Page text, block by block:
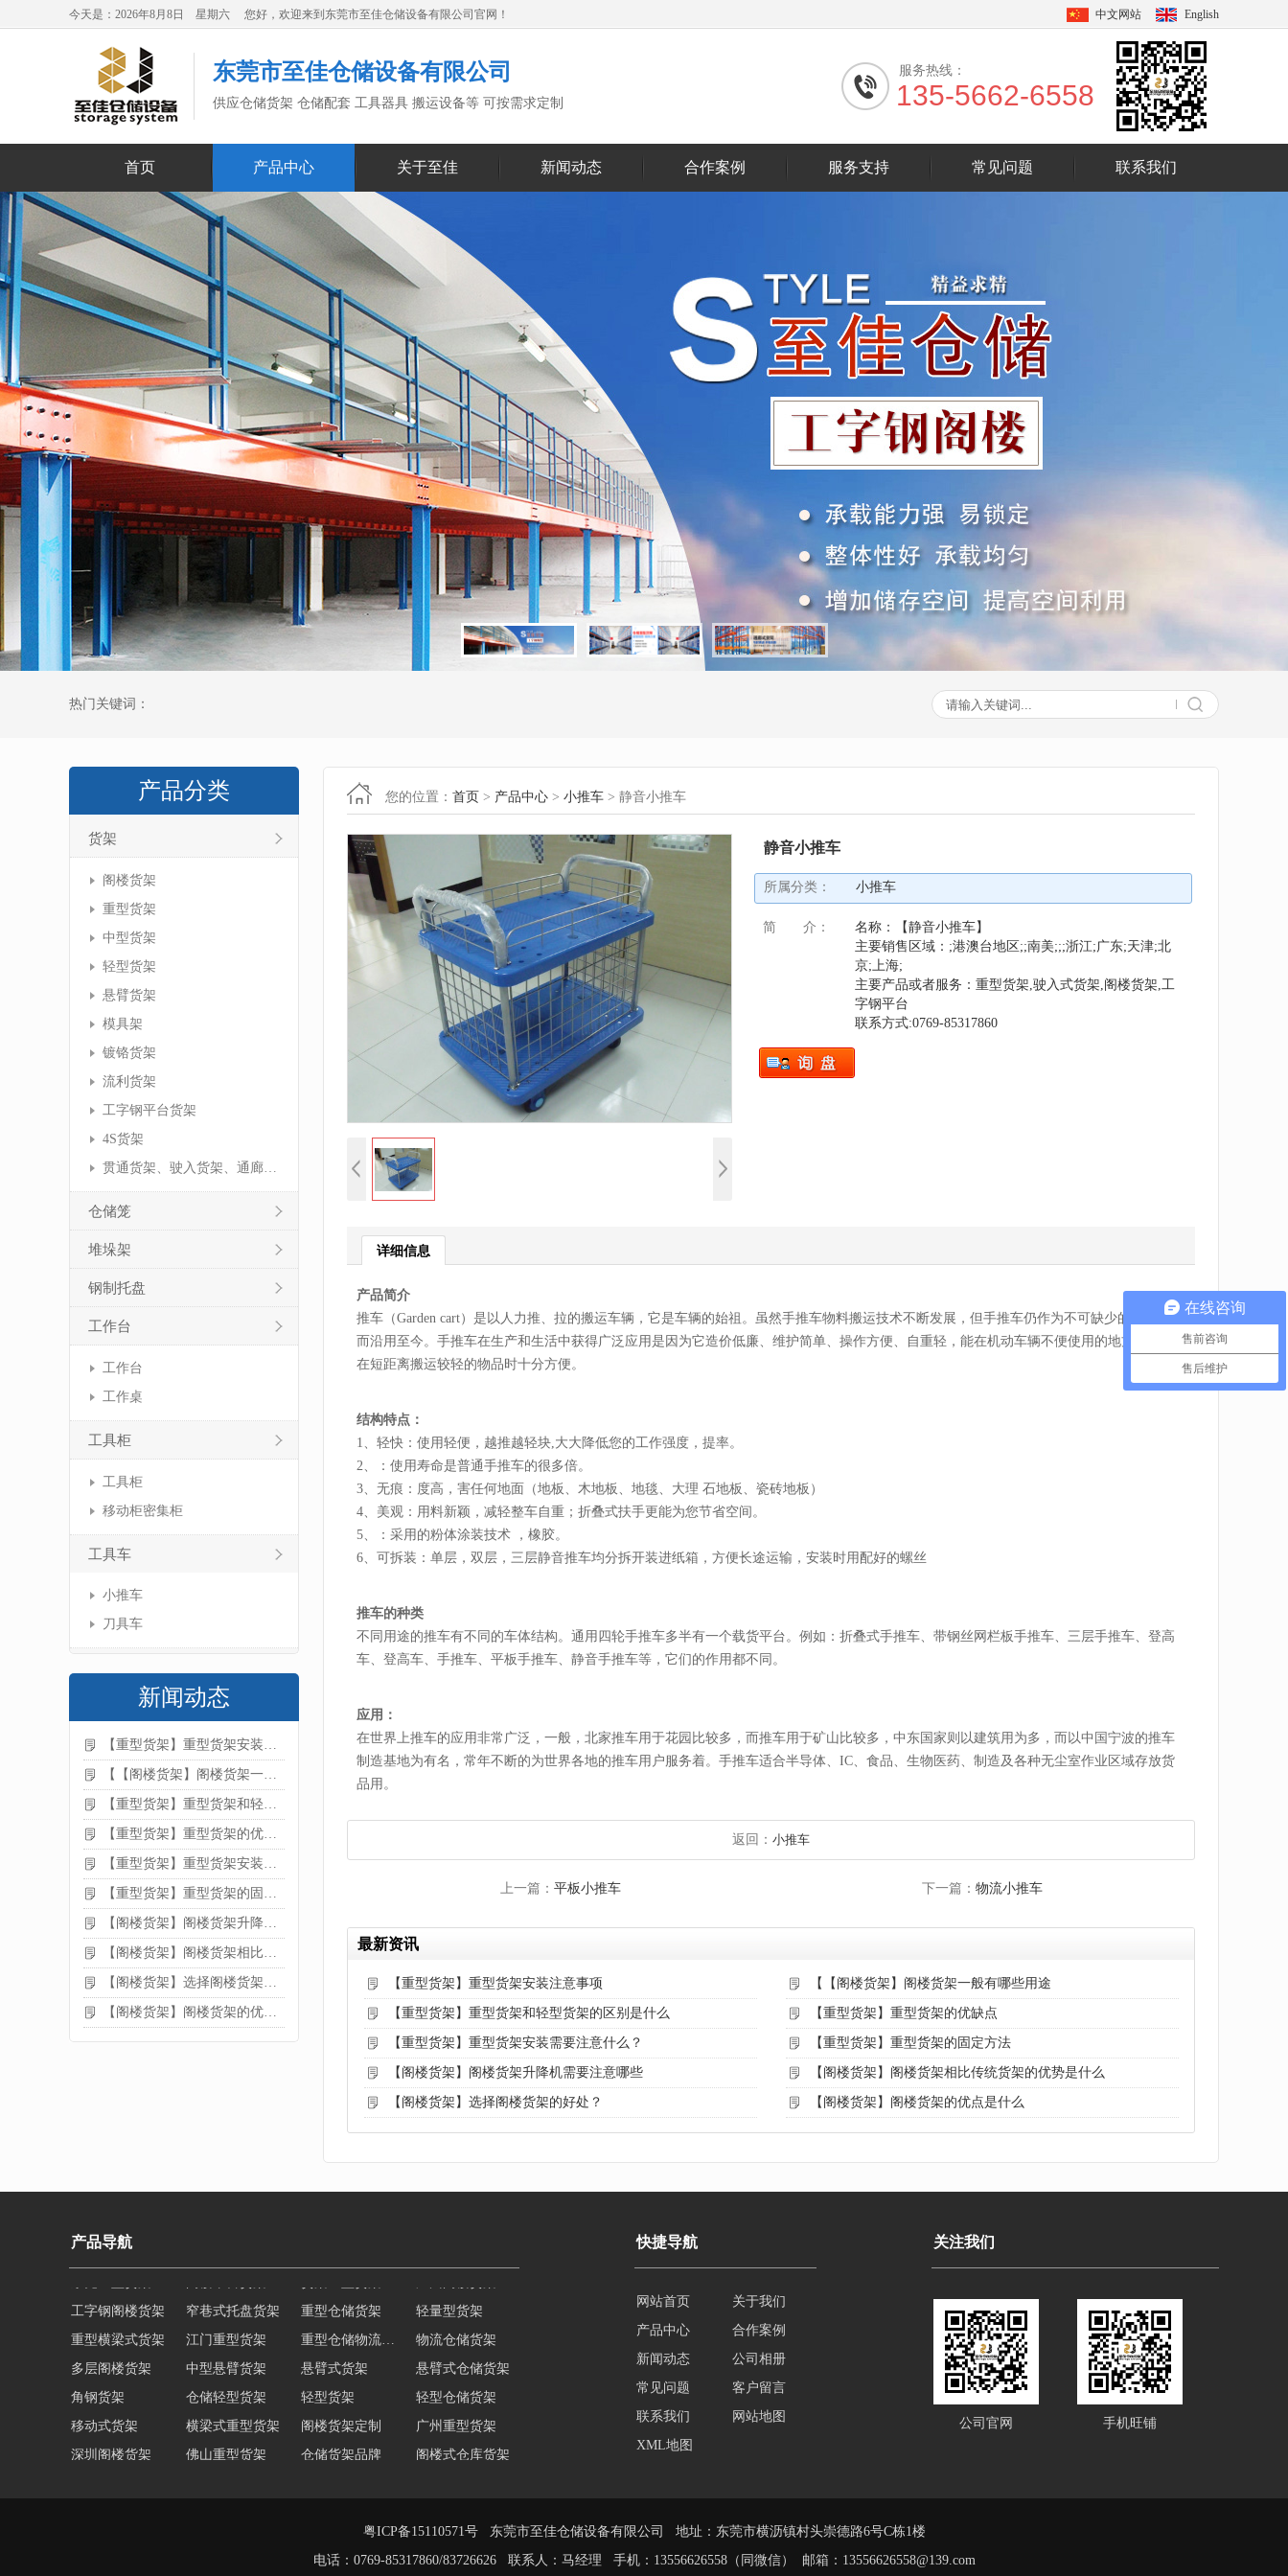
今天是：2026年8月8日 星期六 您好，欢迎来到东莞市至佳仓储设备有限公司官网！ 中文网站 English
东莞市至佳仓储设备有限公司
供应仓储货架 仓储配套 工具器具 搬运设备等 可按需求定制
服务热线：
135-5662-6558
首页 产品中心 关于至佳 新闻动态 合作案例 服务支持 常见问题 联系我们
热门关键词：
产品分类
货架
阁楼货架
重型货架
中型货架
轻型货架
悬臂货架
模具架
镀铬货架
流利货架
工字钢平台货架
4S货架
贯通货架、驶入货架、通廊货架
仓储笼
堆垛架
钢制托盘
工作台
工作台
工作桌
工具柜
工具柜
移动柜密集柜
工具车
小推车
刀具车
新闻动态
【重型货架】重型货架安装注意事项
【【阁楼货架】阁楼货架一般有哪些用途
【重型货架】重型货架和轻型货架的区别是什么
【重型货架】重型货架的优缺点
【重型货架】重型货架安装需要注意什么？
【重型货架】重型货架的固定方法
【阁楼货架】阁楼货架升降机需要注意哪些
【阁楼货架】阁楼货架相比传统货架的优势是什么
【阁楼货架】选择阁楼货架的好处？
【阁楼货架】阁楼货架的优点是什么
您的位置： 首页 > 产品中心 > 小推车 > 静音小推车
静音小推车
所属分类： 小推车
简 介：
名称：【静音小推车】
主要销售区域：;港澳台地区;;南美;;;浙江;广东;天津;北
京;上海;
主要产品或者服务：重型货架,驶入式货架,阁楼货架,工
字钢平台
联系方式:0769-85317860
详细信息
产品简介
推车（Garden cart）是以人力推、拉的搬运车辆，它是车辆的始祖。虽然手推车物料搬运技术不断发展，但手推车仍作为不可缺少的搬运工具
而沿用至今。手推车在生产和生活中获得广泛应用是因为它造价低廉、维护简单、操作方便、自重轻，能在机动车辆不便使用的地方工作，
在短距离搬运较轻的物品时十分方便。
结构特点：
1、轻快：使用轻便，越推越轻块,大大降低您的工作强度，提率。
2、：使用寿命是普通手推车的很多倍。
3、无痕：度高，害任何地面（地板、木地板、地毯、大理 石地板、瓷砖地板）
4、美观：用料新颖，减轻整车自重；折叠式扶手更能为您节省空间。
5、：采用的粉体涂装技术 ，橡胶。
6、可拆装：单层，双层，三层静音推车均分拆开装进纸箱，方便长途运输，安装时用配好的螺丝
推车的种类
不同用途的推车有不同的车体结构。通用四轮手推车多半有一个载货平台。例如：折叠式手推车、带钢丝网栏板手推车、三层手推车、登高
车、登高车、手推车、平板手推车、静音手推车等，它们的作用都不同。
应用：
在世界上推车的应用非常广泛，一般，北家推车用于花园比较多，而推车用于矿山比较多，中东国家则以建筑用为多，而以中国宁波的推车
制造基地为有名，常年不断的为世界各地的推车用户服务着。手推车适合半导体、IC、食品、生物医药、制造及各种无尘室作业区域存放货
品用。
返回： 小推车
上一篇： 平板小推车 下一篇： 物流小推车
最新资讯
【重型货架】重型货架安装注意事项 【【阁楼货架】阁楼货架一般有哪些用途
【重型货架】重型货架和轻型货架的区别是什么 【重型货架】重型货架的优缺点
【重型货架】重型货架安装需要注意什么？ 【重型货架】重型货架的固定方法
【阁楼货架】阁楼货架升降机需要注意哪些 【阁楼货架】阁楼货架相比传统货架的优势是什么
【阁楼货架】选择阁楼货架的好处？ 【阁楼货架】阁楼货架的优点是什么
产品导航
工字钢阁楼货架 窄巷式托盘货架 重型仓储货架
轻量型货架
重型横梁式货架
江门重型货架
物流仓储货架
多层阁楼货架
中型悬臂货架 悬臂式货架
悬臂式仓储货架
角钢货架
仓储轻型货架 轻型货架
轻型仓储货架
移动式货架
横梁式重型货架 阁楼货架定制
广州重型货架
深圳阁楼货架
佛山重型货架 仓储货架品牌
阁楼式仓库货架
货架重型货架
广州阁楼货架
快捷导航
网站首页
关于我们
产品中心
合作案例
新闻动态
公司相册
常见问题
客户留言
联系我们
网站地图
XML地图
关注我们
公司官网 手机旺铺
粤ICP备15110571号东莞市至佳仓储设备有限公司 地址：东莞市横沥镇村头崇德路6号C栋1楼
电话：0769-85317860/83726626 联系人：马经理 手机：13556626558（同微信） 邮箱： 13556626558@139.com
在线咨询
售前咨询
售后维护